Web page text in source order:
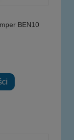
BEN10